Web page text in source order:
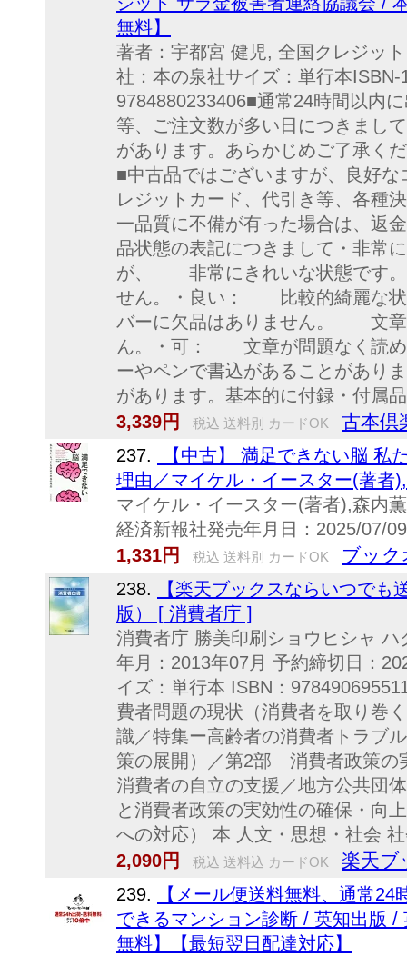
無料】
著者：宇都宮 健児, 全国クレジッ
社：本の泉社サイズ：単行本
9784880233406■通常24時間以内
等、ご注文数が多い日につきまし
があります。あらかじめご了承く
■中古品ではございますが、良好
レジットカード、代引き等、各種
一品質に不備が有った場合は、返
品状態の表記につきまして・非
が、 非常にきれいな状態です
せん。・良い： 比較的綺麗な
バーに欠品はありません。 文章
ん。・可： 文章が問題なく読
ーやペンで書込があることがあ
があります。基本的に付録・付属
3,339円
税込 送料別 カードOK 古本倶
237.
【中古】 満足できない脳 私
理由／マイケル・イースター(著者
マイケル・イースター(著者),森内
経済新報社発売年月日：2025/07/
1,331円
税込 送料別 カードOK ブック
238.
【楽天ブックスならいつで
版） [ 消費者庁 ]
消費者庁 勝美印刷ショウヒシャ
年月：2013年07月 予約締切日：
イズ：単行本 ISBN：
費者問題の現状（消費者を取り巻
識／特集ー高齢者の消費者トラブ
策の展開）／第2部 消費者政策の
消費者の自立の支援／地方公共団
と消費者政策の実効性の確保・向
への対応） 本 人文・思想・社会
2,090円
税込 送料込 カードOK 楽天ブ
239.
【メール便送料無料、通常
できるマンション診断 / 英知出版
無料】【最短翌日配達対応】